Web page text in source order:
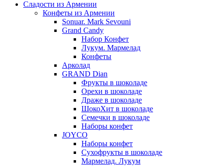
Сладости из Армении
Конфеты из Армении
Sonuar. Mark Sevouni
Grand Candy
Набор Конфет
Лукум. Мармелад
Конфеты
Арколад
GRAND Dian
Фрукты в шоколаде
Орехи в шоколаде
Драже в шоколаде
ШокоХит в шоколаде
Семечки в шоколаде
Наборы конфет
JOYCO
Наборы конфет
Сухофрукты в шоколаде
Мармелад. Лукум